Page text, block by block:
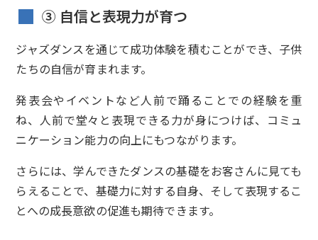
③ 自信と表現力が育つ
ジャズダンスを通じて成功体験を積むことができ、子供
たちの自信が育まれます。
発表会やイベントなど人前で踊ることでの経験を重
ね、人前で堂々と表現できる力が身につけば、コミュ
ニケーション能力の向上にもつながります。
さらには、学んできたダンスの基礎をお客さんに見ても
らえることで、基礎力に対する自身、そして表現するこ
とへの成長意欲の促進も期待できます。